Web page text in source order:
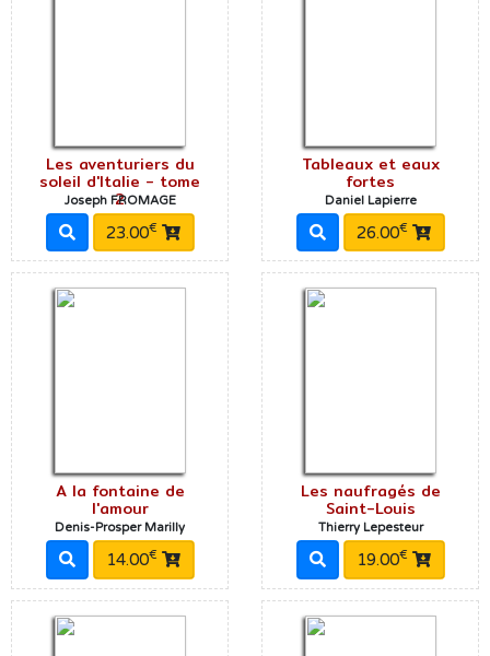
Les aventuriers du
soleil d'Italie - tome
2
Joseph FROMAGE
23.00€
Tableaux et eaux
fortes
Daniel Lapierre
26.00€
A la fontaine de
l'amour
Denis-Prosper Marilly
14.00€
Les naufragés de
Saint-Louis
Thierry Lepesteur
19.00€